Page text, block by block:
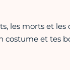
les morts et
et tes